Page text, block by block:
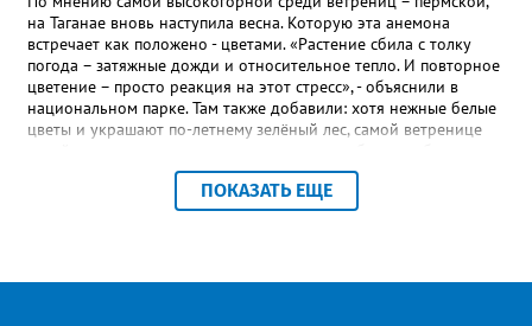
Прованса не любит «вкусную» почву. Добавляйте в посадочную
яму гравий и песок – требуется хороший дренаж. В первый год
Екатерина рекомендует цветы убирать, чтобы силы куста
пошли на наращивание корневой системы. А со второго года
пусть лаванда цветёт во всю силу! Фото: Екатерина Бойко,
специально для «Златоуст.инфо». Обсуждение новости здесь
на Таганае вновь наступила весна. Которую эта анемона
встречает как положено - цветами. «Растение сбила с толку
погода – затяжные дожди и относительное тепло. И повторное
цветение – просто реакция на этот стресс», - объяснили в
национальном парке. Там также добавили: хотя нежные белые
цветы и украшают по-летнему зелёный лес, самой ветренице
силы перед долгой зимовкой.
ПОКАЗАТЬ ЕЩЕ